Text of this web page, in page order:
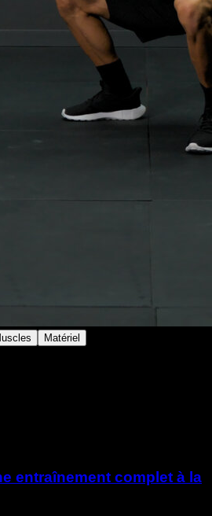
Matériel
entraînement complet à la